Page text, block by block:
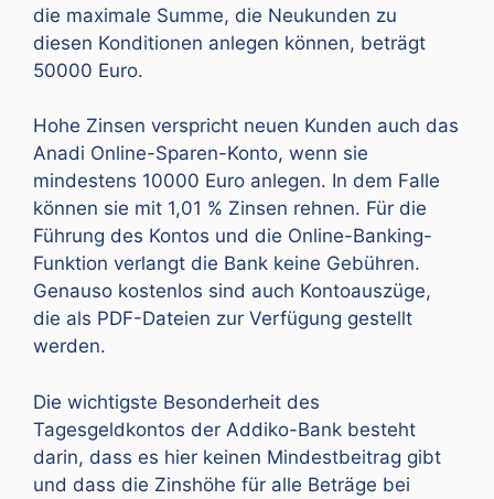
die maximale Summe, die Neukunden zu
diesen Konditionen anlegen können, beträgt
50000 Euro.
Hohe Zinsen verspricht neuen Kunden auch das
Anadi Online-Sparen-Konto, wenn sie
mindestens 10000 Euro anlegen. In dem Falle
können sie mit 1,01 % Zinsen rehnen. Für die
Führung des Kontos und die Online-Banking-
Funktion verlangt die Bank keine Gebühren.
Genauso kostenlos sind auch Kontoauszüge,
die als PDF-Dateien zur Verfügung gestellt
werden.
Die wichtigste Besonderheit des
Tagesgeldkontos der Addiko-Bank besteht
darin, dass es hier keinen Mindestbeitrag gibt
und dass die Zinshöhe für alle Beträge bei